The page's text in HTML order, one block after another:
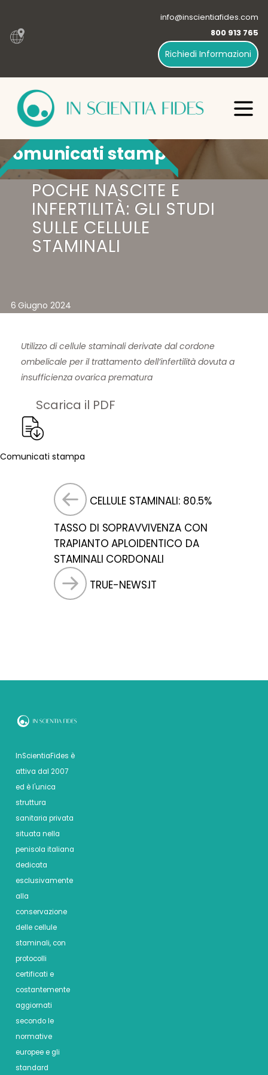
info@inscientiafides.com
800 913 765
Richiedi Informazioni
POCHE NASCITE E
INFERTILITÀ: GLI STUDI
SULLE CELLULE
STAMINALI
6 Giugno 2024
Comunicati stampa
Utilizzo di cellule staminali derivate dal cordone
ombelicale per il trattamento dell’infertilità dovuta a
insufficienza ovarica prematura
Scarica il PDF
Comunicati stampa
CELLULE STAMINALI: 80.5%
TASSO DI SOPRAVVIVENZA CON
TRAPIANTO APLOIDENTICO DA
STAMINALI CORDONALI
TRUE-NEWS.IT
InScientiaFides è
attiva dal 2007
ed è l'unica
struttura
sanitaria privata
situata nella
penisola italiana
dedicata
esclusivamente
alla
conservazione
delle cellule
staminali, con
protocolli
certificati e
costantemente
aggiornati
secondo le
normative
europee e gli
standard